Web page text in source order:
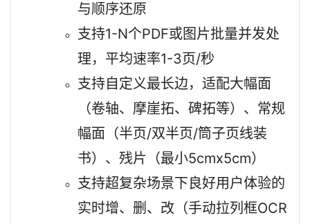
与顺序还原
支持1-N个PDF或图片批量并发处
理，平均速率1-3页/秒
支持自定义最长边，适配大幅面
（卷轴、摩崖拓、碑拓等）、常规
幅面（半页/双半页/筒子页线装
书）、残片（最小5cmx5cm）
支持超复杂场景下良好用户体验的
实时增、删、改（手动拉列框OCR